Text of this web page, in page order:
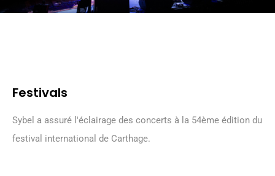
Festivals
Sybel a assuré l'éclairage des concerts à la 54ème édition du
festival international de Carthage.